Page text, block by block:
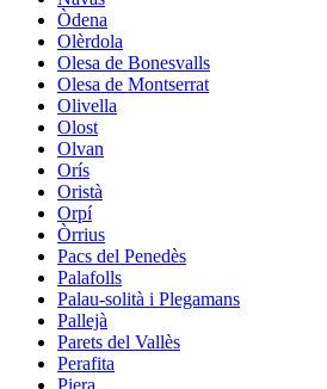
Òdena
Olèrdola
Olesa de Bonesvalls
Olesa de Montserrat
Olivella
Olost
Olvan
Orís
Oristà
Orpí
Òrrius
Pacs del Penedès
Palafolls
Palau-solità i Plegamans
Pallejà
Parets del Vallès
Perafita
Piera